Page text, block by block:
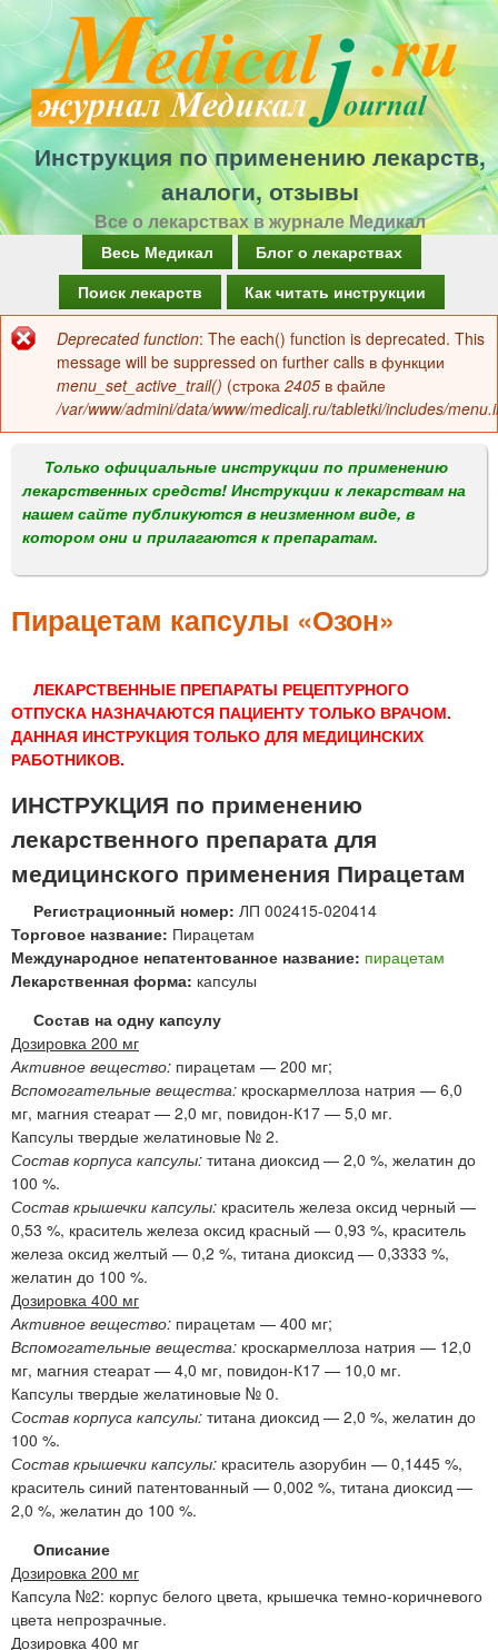
Перейти
к
основному
содержанию
Инструкция по применению лекарств,
аналоги, отзывы
Все о лекарствах в журнале Медикал
а
в
о
м
е
н
Весь Медикал
Блог о лекарствах
Поиск лекарств
Как читать инструкции
Сообщение
об
ошибке
Deprecated function: The each() function is deprecated. This
message will be suppressed on further calls в функции
menu_set_active_trail() (строка 2405 в файле
/var/www/admini/data/www/medicalj.ru/tabletki/includes/
Только официальные инструкции по применению
лекарственных средств! Инструкции к лекарствам на
нашем сайте публикуются в неизменном виде, в
котором они и прилагаются к препаратам.
Пирацетам капсулы «Озон»
ЛЕКАРСТВЕННЫЕ ПРЕПАРАТЫ РЕЦЕПТУРНОГО
ОТПУСКА НАЗНАЧАЮТСЯ ПАЦИЕНТУ ТОЛЬКО ВРАЧОМ.
ДАННАЯ ИНСТРУКЦИЯ ТОЛЬКО ДЛЯ МЕДИЦИНСКИХ
РАБОТНИКОВ.
ИНСТРУКЦИЯ по применению
лекарственного препарата для
медицинского применения Пирацетам
Регистрационный номер: ЛП 002415-020414
Торговое название: Пирацетам
Международное непатентованное название: пирацетам
Лекарственная форма: капсулы
Состав на одну капсулу
Дозировка 200 мг
Активное вещество: пирацетам — 200 мг;
Вспомогательные вещества: кроскармеллоза натрия — 6,0
мг, магния стеарат — 2,0 мг, повидон-К17 — 5,0 мг.
Капсулы твердые желатиновые № 2.
Состав корпуса капсулы: титана диоксид — 2,0 %, желатин до
100 %.
Состав крышечки капсулы: краситель железа оксид черный —
0,53 %, краситель железа оксид красный — 0,93 %, краситель
железа оксид желтый — 0,2 %, титана диоксид — 0,3333 %,
желатин до 100 %.
Дозировка 400 мг
Активное вещество: пирацетам — 400 мг;
Вспомогательные вещества: кроскармеллоза натрия — 12,0
мг, магния стеарат — 4,0 мг, повидон-К17 — 10,0 мг.
Капсулы твердые желатиновые № 0.
Состав корпуса капсулы: титана диоксид — 2,0 %, желатин до
100 %.
Состав крышечки капсулы: краситель азорубин — 0,1445 %,
краситель синий патентованный — 0,002 %, титана диоксид —
2,0 %, желатин до 100 %.
Описание
Дозировка 200 мг
Капсула №2: корпус белого цвета, крышечка темно-коричневого
цвета непрозрачные.
Дозировка 400 мг